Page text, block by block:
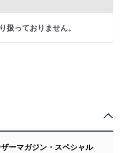
扱っておりません。
ーマガジン・スペシャル